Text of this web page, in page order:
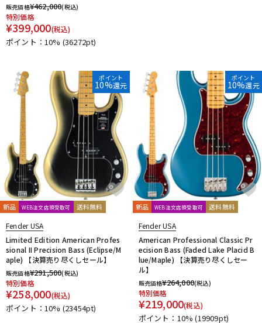
販売価格¥462,000(税込)
特別価格
¥399,000(税込)
ポイント：10% (36272pt)
ポイント
10%還元
新品 WEB注文店頭受取可 送料無料
Fender USA
Limited Edition American Profes
sional II Precision Bass (Eclipse/M
aple) 【決算売り尽くしセール】
販売価格¥291,500(税込)
特別価格
¥258,000(税込)
ポイント：10% (23454pt)
ポイント
10%還元
新品 WEB注文店頭受取可 送料無料
Fender USA
American Professional Classic Pr
ecision Bass (Faded Lake Placid B
lue/Maple) 【決算売り尽くしセー
ル】
販売価格¥264,000(税込)
特別価格
¥219,000(税込)
ポイント：10%(19909pt)